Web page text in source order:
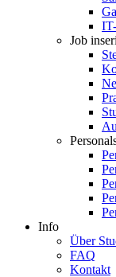
Job
Info
Über
FAQ
Kontakt